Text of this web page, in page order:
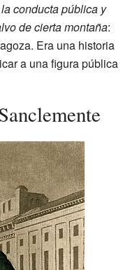
conducta pública y
de cierta montaña:
Era una historia
a una figura pública